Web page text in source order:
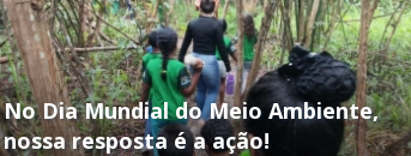
No Dia Mundial do Meio Ambiente,
nossa resposta é a ação!